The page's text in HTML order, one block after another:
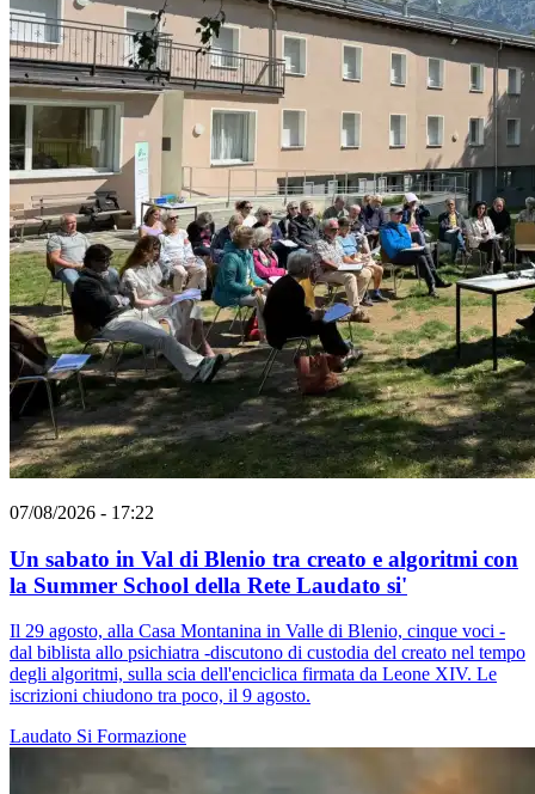
07/08/2026 - 17:22
Un sabato in Val di Blenio tra creato e algoritmi con
la Summer School della Rete Laudato si'
Il 29 agosto, alla Casa Montanina in Valle di Blenio, cinque voci -
dal biblista allo psichiatra -discutono di custodia del creato nel tempo
degli algoritmi, sulla scia dell'enciclica firmata da Leone XIV. Le
iscrizioni chiudono tra poco, il 9 agosto.
Laudato Si Formazione